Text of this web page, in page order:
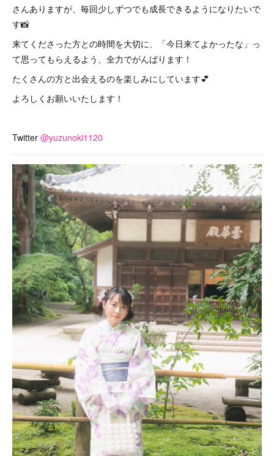
さんありますが、毎回少しずつでも成長できるようになりたいで
す📸
来てくださった方との時間を大切に、「今日来てよかったな」っ
て思ってもらえるよう、全力でがんばります！
たくさんの方と出会えるのを楽しみにしています︎💕︎︎
よろしくお願いいたします！
Twitter @yuzunoki1120